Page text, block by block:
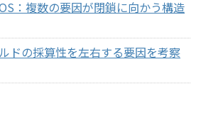
：複数の要因が閉鎖に向かう構造
ドの採算性を左右する要因を考察